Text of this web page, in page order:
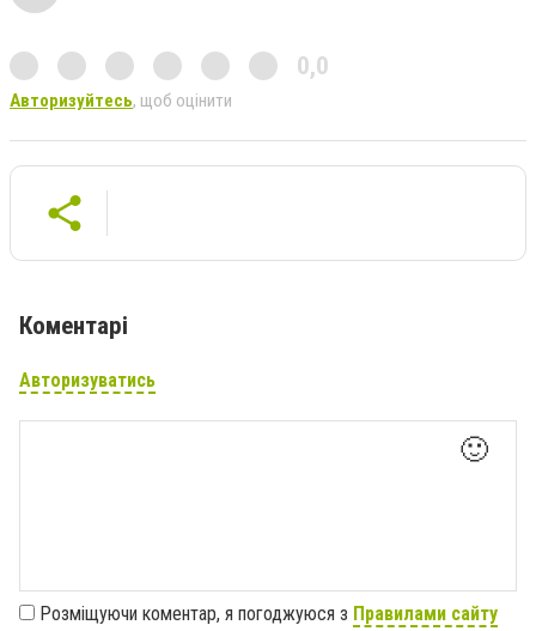
0,0
Авторизуйтесь, щоб оцінити
Коментарі
Авторизуватись
🙂
Розміщуючи коментар, я погоджуюся з Правилами сайту